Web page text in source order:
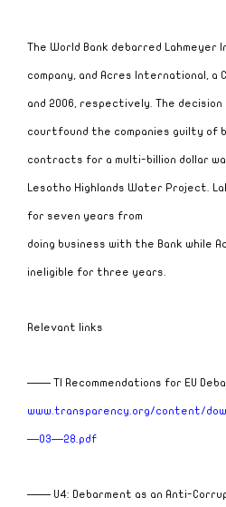
The World Bank debarred Lahmeyer
company, and Acres International, a
and 2006, respectively. The
courtfound the companies guilty of
contracts for a multi-billion dollar
Lesotho Highlands Water Project.
for seven years from
doing business with the Bank while
ineligible for three years.
Relevant links
—— TI Recommendations for EU
www.transparency.org/content/
—03—28.pdf
—— U4: Debarment as an Anti-